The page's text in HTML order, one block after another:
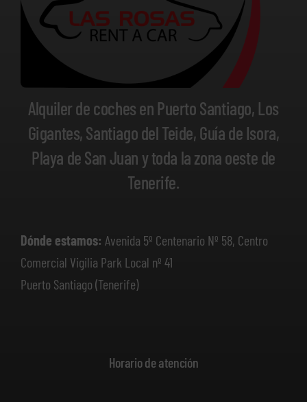
Alquiler de coches en Puerto Santiago, Los
Gigantes, Santiago del Teide, Guía de Isora,
Playa de San Juan y toda la zona oeste de
Tenerife.
Dónde estamos: Avenida 5º Centenario Nº 58, Centro
Comercial Vigilia Park Local nº 41
Puerto Santiago (Tenerife)
Horario de atención